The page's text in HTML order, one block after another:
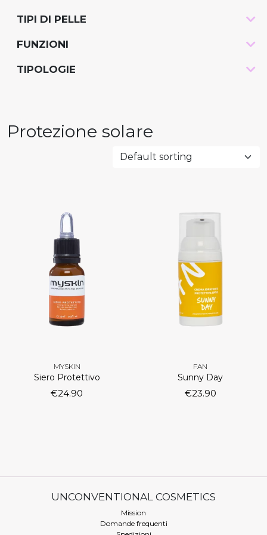
TIPI DI PELLE -
FUNZIONI -
TIPOLOGIE -
Protezione solare
MYSKIN
Siero Protettivo
€24.90
FAN
Sunny Day
€23.90
UNCONVENTIONAL COSMETICS
Mission
Domande frequenti